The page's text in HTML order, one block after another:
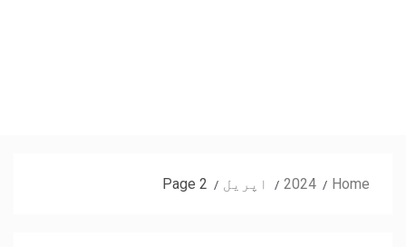
Home
2024 اپریل Page 2